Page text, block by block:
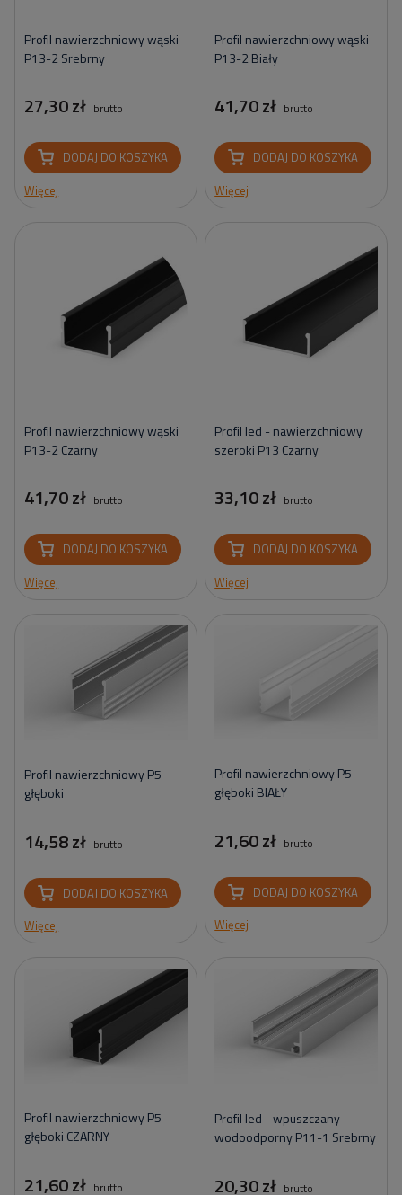
Profil nawierzchniowy wąski
P13-2 Srebrny
27,30 zł brutto
DODAJ DO KOSZYKA
Więcej
Profil nawierzchniowy wąski
P13-2 Biały
41,70 zł brutto
DODAJ DO KOSZYKA
Więcej
Profil nawierzchniowy wąski
P13-2 Czarny
41,70 zł brutto
DODAJ DO KOSZYKA
Więcej
Profil led - nawierzchniowy
szeroki P13 Czarny
33,10 zł brutto
DODAJ DO KOSZYKA
Więcej
Profil nawierzchniowy P5
głęboki
14,58 zł brutto
DODAJ DO KOSZYKA
Więcej
Profil nawierzchniowy P5
głęboki BIAŁY
21,60 zł brutto
DODAJ DO KOSZYKA
Więcej
Profil nawierzchniowy P5
głęboki CZARNY
21,60 zł brutto
Profil led - wpuszczany
wodoodporny P11-1 Srebrny
20,30 zł brutto